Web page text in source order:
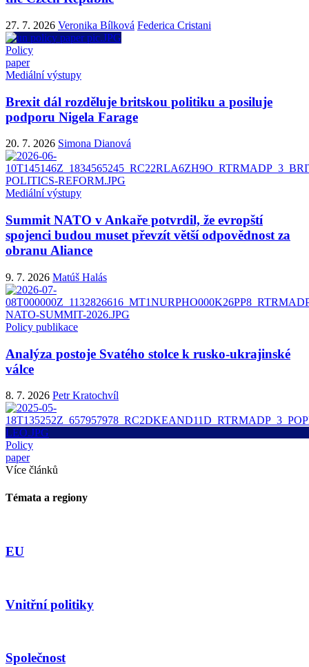
27. 7. 2026 Veronika Bílková Federica Cristani
Policy
paper
Mediální výstupy
Brexit dál rozděluje britskou politiku a posiluje
podporu Nigela Farage
20. 7. 2026 Simona Dianová
Mediální výstupy
Summit NATO v Ankaře potvrdil, že evropští
spojenci budou muset převzít větší odpovědnost za
obranu Aliance
9. 7. 2026 Matúš Halás
Policy publikace
Analýza postoje Svatého stolce k rusko-ukrajinské
válce
8. 7. 2026 Petr Kratochvíl
Policy
paper
Více článků
Témata a regiony
EU
Vnitřní politiky
Společnost